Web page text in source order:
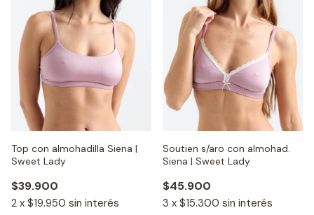
Top con almohadilla Siena |
Sweet Lady
$39.900
2 x $19.950 sin interés
Soutien s/aro con almohad.
Siena | Sweet Lady
$45.900
3 x $15.300 sin interés